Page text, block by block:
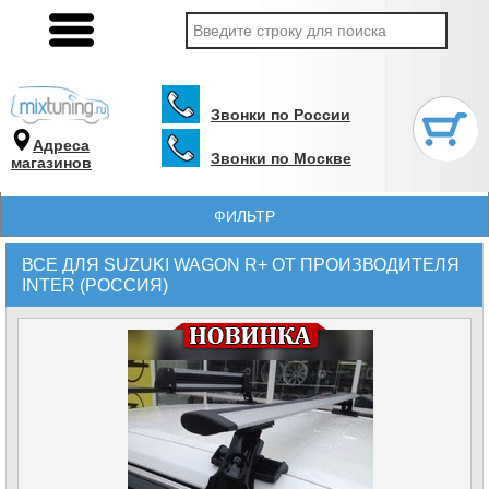
Адреса
магазинов
Звонки по России
Звонки по Москве
ФИЛЬТР
ВСЕ ДЛЯ SUZUKI WAGON R+ ОТ ПРОИЗВОДИТЕЛЯ
INTER (РОССИЯ)